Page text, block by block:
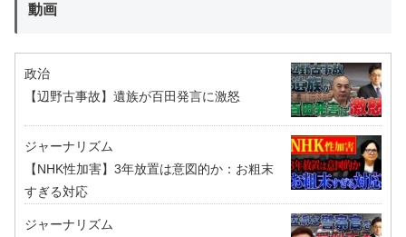
動画
政治
【辺野古事故】遺族が百田発言に激怒
ジャーナリズム
【NHK性加害】3年放置は意図的か：お粗末
すぎる対応
ジャーナリズム